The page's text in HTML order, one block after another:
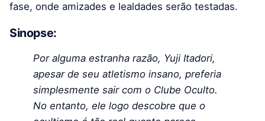
fase, onde amizades e lealdades serão testadas.
Sinopse:
Por alguma estranha razão, Yuji Itadori,
apesar de seu atletismo insano, preferia
simplesmente sair com o Clube Oculto.
No entanto, ele logo descobre que o